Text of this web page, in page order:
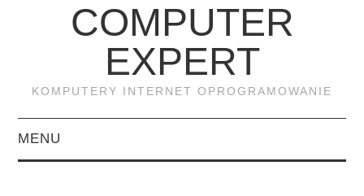
COMPUTER
EXPERT
KOMPUTERY INTERNET OPROGRAMOWANIE
MENU